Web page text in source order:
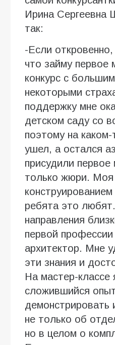
Ирина Сергеевна
так:
-Если
что займу
конкурс с
некоторыми
поддержку мне
детском саду со
поэтому на
ушел, а остался
присудили
только жюри. Моя
ребята это
направления
первой
архитектор. Мне
эти знания и
На мастер-классе
сложившийся
демонстрировать
не только об
но в целом о